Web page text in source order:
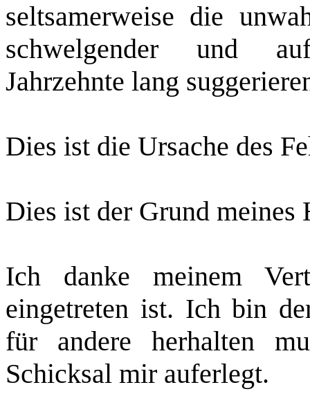
seltsamerweise die
schwelgender und
Jahrzehnte lang
Dies ist die Ursache des
Dies ist der Grund meines
Ich danke meinem
eingetreten ist. Ich bin
für andere herhalten
Schicksal mir auferlegt.